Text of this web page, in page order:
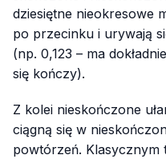
dziesiętne nieokresowe
po przecinku i urywają
(np. 0,123 – ma
się kończy).
Z kolei nieskończone
ciągną się w
powtórzeń. Klasycznym